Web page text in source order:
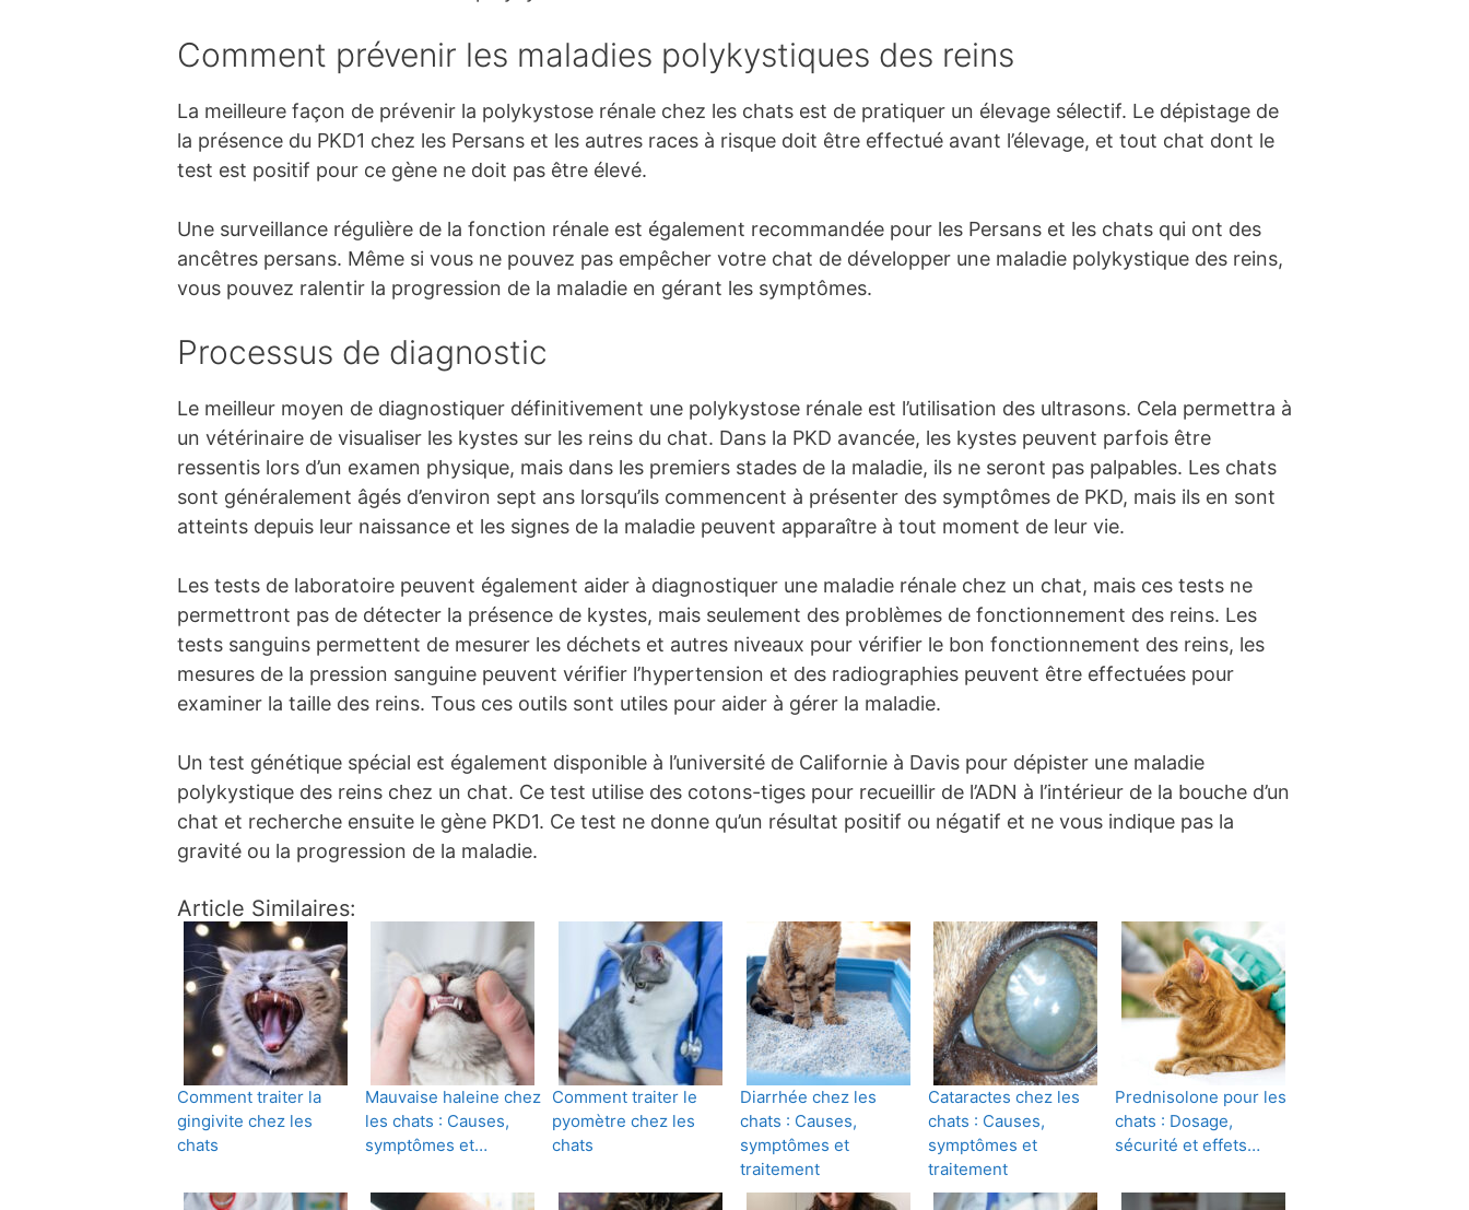
Comment prévenir les maladies polykystiques des reins
La meilleure façon de prévenir la polykystose rénale chez les chats est de pratiquer un élevage sélectif. Le dépistage de
la présence du PKD1 chez les Persans et les autres races à risque doit être effectué avant l’élevage, et tout chat dont le
test est positif pour ce gène ne doit pas être élevé.
Une surveillance régulière de la fonction rénale est également recommandée pour les Persans et les chats qui ont des
ancêtres persans. Même si vous ne pouvez pas empêcher votre chat de développer une maladie polykystique des reins,
vous pouvez ralentir la progression de la maladie en gérant les symptômes.
Processus de diagnostic
Le meilleur moyen de diagnostiquer définitivement une polykystose rénale est l’utilisation des ultrasons. Cela permettra à
un vétérinaire de visualiser les kystes sur les reins du chat. Dans la PKD avancée, les kystes peuvent parfois être
ressentis lors d’un examen physique, mais dans les premiers stades de la maladie, ils ne seront pas palpables. Les chats
sont généralement âgés d’environ sept ans lorsqu’ils commencent à présenter des symptômes de PKD, mais ils en sont
atteints depuis leur naissance et les signes de la maladie peuvent apparaître à tout moment de leur vie.
Les tests de laboratoire peuvent également aider à diagnostiquer une maladie rénale chez un chat, mais ces tests ne
permettront pas de détecter la présence de kystes, mais seulement des problèmes de fonctionnement des reins. Les
tests sanguins permettent de mesurer les déchets et autres niveaux pour vérifier le bon fonctionnement des reins, les
mesures de la pression sanguine peuvent vérifier l’hypertension et des radiographies peuvent être effectuées pour
examiner la taille des reins. Tous ces outils sont utiles pour aider à gérer la maladie.
Un test génétique spécial est également disponible à l’université de Californie à Davis pour dépister une maladie
polykystique des reins chez un chat. Ce test utilise des cotons-tiges pour recueillir de l’ADN à l’intérieur de la bouche d’un
chat et recherche ensuite le gène PKD1. Ce test ne donne qu’un résultat positif ou négatif et ne vous indique pas la
gravité ou la progression de la maladie.
Article Similaires:
Comment traiter la
gingivite chez les
chats
Mauvaise haleine chez
les chats : Causes,
symptômes et…
Comment traiter le
pyomètre chez les
chats
Diarrhée chez les
chats : Causes,
symptômes et
traitement
Cataractes chez les
chats : Causes,
symptômes et
traitement
Prednisolone pour les
chats : Dosage,
sécurité et effets…